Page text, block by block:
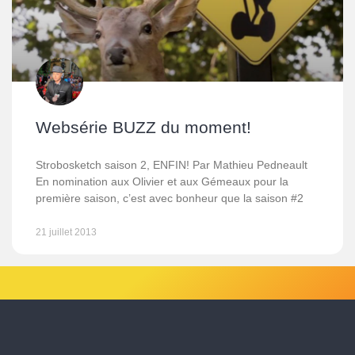
Websérie BUZZ du moment!
Strobosketch saison 2, ENFIN! Par Mathieu Pedneault
En nomination aux Olivier et aux Gémeaux pour la
première saison, c’est avec bonheur que la saison #2
21 juillet 2013